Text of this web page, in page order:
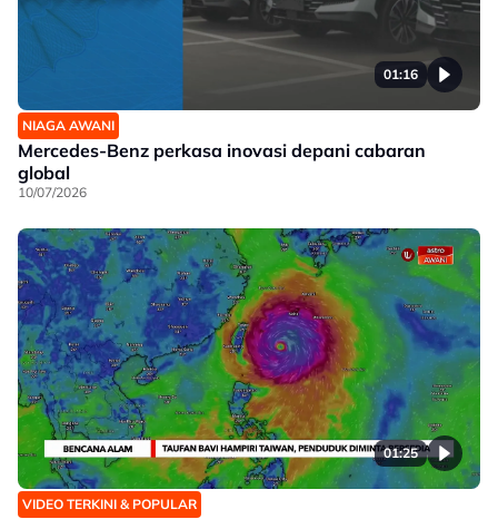
01:16
NIAGA AWANI
Mercedes-Benz perkasa inovasi depani cabaran
global
10/07/2026
01:25
VIDEO TERKINI & POPULAR